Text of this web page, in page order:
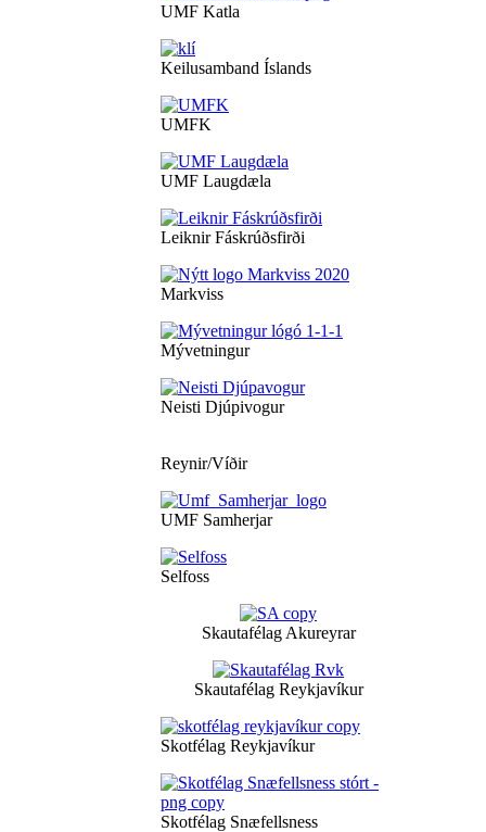
UMF Katla
Keilusamband Íslands
UMFK
UMF Laugdæla
Leiknir Fáskrúðsfirði
Markviss
Mývetningur
Neisti Djúpivogur
Reynir/Víðir
UMF Samherjar
Selfoss
Skautafélag Akureyrar
Skautafélag Reykjavíkur
Skotfélag Reykjavíkur
Skotfélag Snæfellsness